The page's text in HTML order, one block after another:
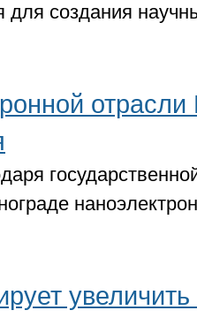
создания
отрасли
увеличить